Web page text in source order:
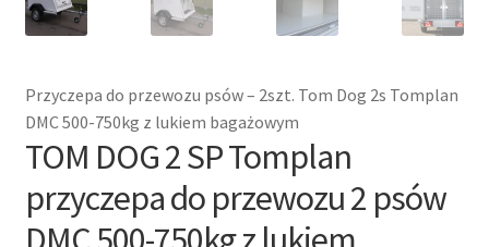
Przyczepa do przewozu psów – 2szt. Tom Dog 2s Tomplan
DMC 500-750kg z lukiem bagażowym
TOM DOG 2 SP Tomplan
przyczepa do przewozu 2 psów